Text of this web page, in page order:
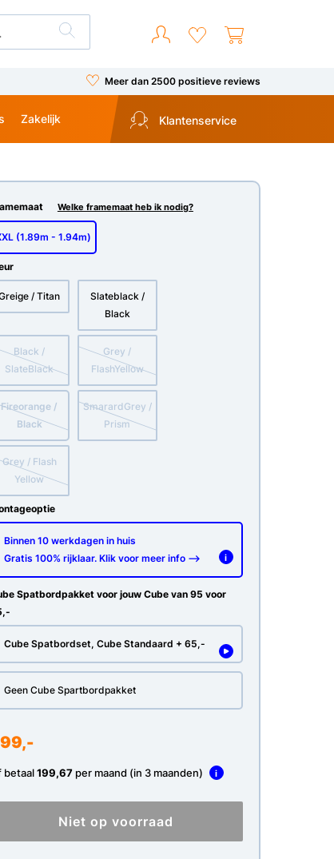
Meer dan 2500 positieve reviews
Zakelijk Klantenservice
Welke framemaat heb ik nodig?
(1.89m - 1.94m)
/ Titan
Slateblack /
Black
Black /
SlateBlack
Grey /
FlashYellow
Fireorange /
Black
SmarardGrey /
Prism
Grey / Flash
Yellow
Binnen 10 werkdagen in huis
Gratis 100% rijklaar. Klik voor meer info -->
i
Spatbordpakket voor jouw Cube van 95 voor
Cube Spatbordset, Cube Standaard + 65,-
Geen Cube Spartbordpakket
betaal199,67per maand (in 3 maanden) i
Niet op voorraad